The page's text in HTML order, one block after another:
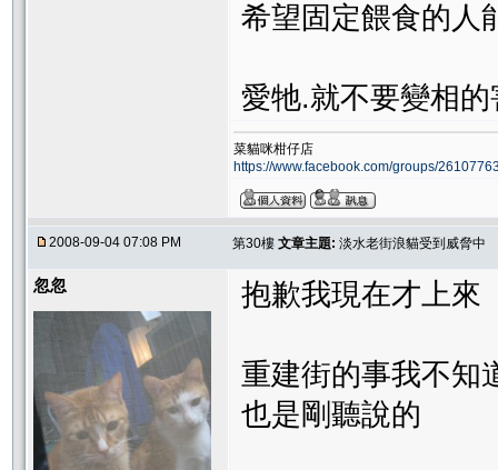
希望固定餵食的人
愛牠.就不要變相
菜貓咪柑仔店
https://www.facebook.com/groups/
2008-09-04 07:08 PM 第30樓 文章主題: 淡水老街浪貓受到威脅中
忽忽 抱歉我現在才上來
重建街的事我不知
也是剛聽說的